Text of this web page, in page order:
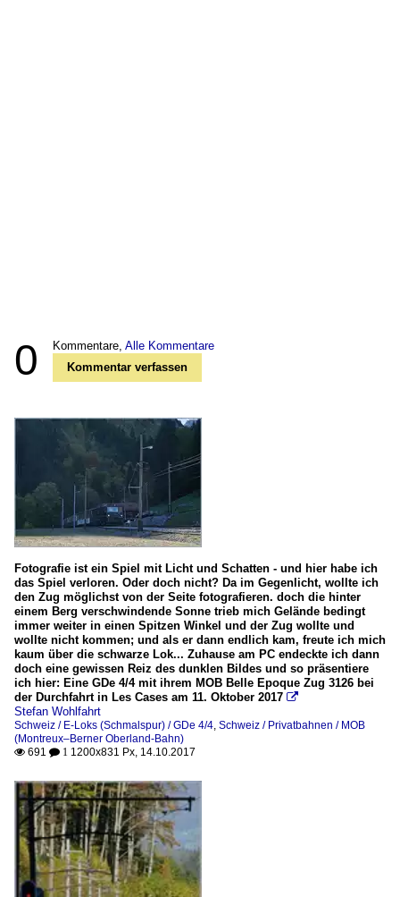
0 Kommentare, Alle Kommentare
Kommentar verfassen
Fotografie ist ein Spiel mit Licht und Schatten - und hier habe ich
das Spiel verloren. Oder doch nicht? Da im Gegenlicht, wollte ich
den Zug möglichst von der Seite fotografieren. doch die hinter
einem Berg verschwindende Sonne trieb mich Gelände bedingt
immer weiter in einen Spitzen Winkel und der Zug wollte und
wollte nicht kommen; und als er dann endlich kam, freute ich mich
kaum über die schwarze Lok... Zuhause am PC endeckte ich dann
doch eine gewissen Reiz des dunklen Bildes und so präsentiere
ich hier: Eine GDe 4/4 mit ihrem MOB Belle Epoque Zug 3126 bei
der Durchfahrt in Les Cases am 11. Oktober 2017 
Stefan Wohlfahrt
Schweiz / E-Loks (Schmalspur) / GDe 4/4 Schweiz / Privatbahnen / MOB
(Montreux–Berner Oberland-Bahn)
 691  1 1200x831 Px, 14.10.2017